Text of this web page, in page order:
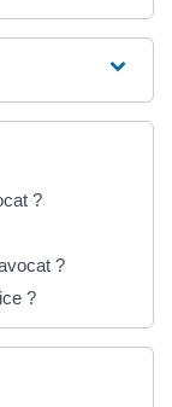
?
?
?